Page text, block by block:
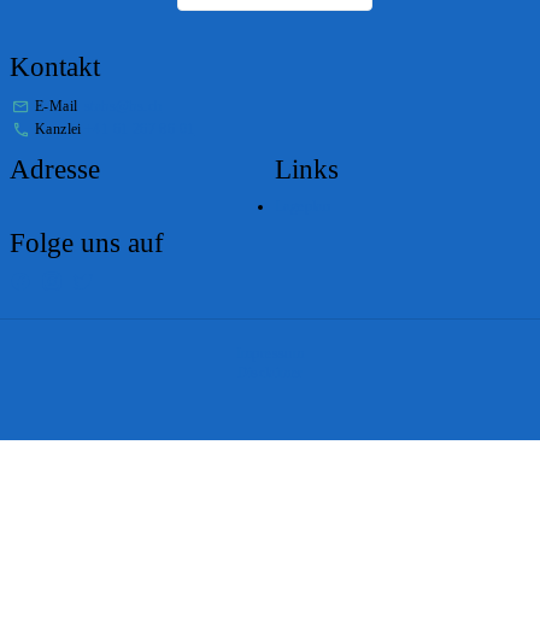
Kontakt
E-Mail
Kanzlei
Adresse Links
Folge uns auf